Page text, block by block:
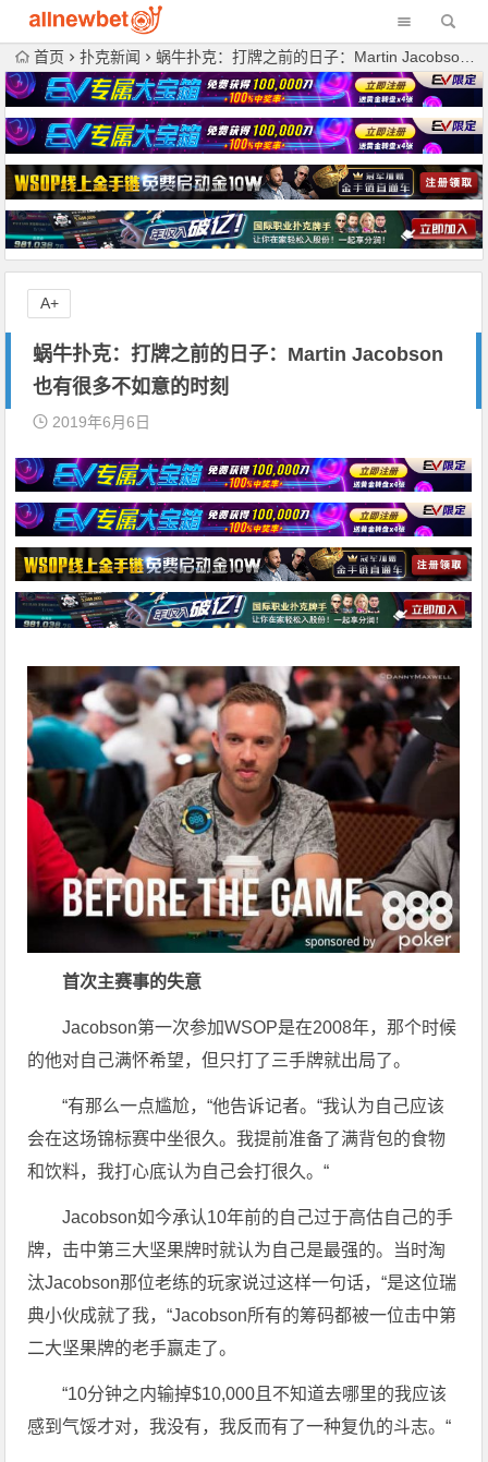
首页 扑克新闻 蜗牛扑克：打牌之前的日子：Martin Jacobson也有很多不如意的时刻
蜗牛扑克：打牌之前的日子：Martin Jacobson
也有很多不如意的时刻
2019年6月6日
首次主赛事的失意
Jacobson第一次参加WSOP是在2008年，那个时候
的他对自己满怀希望，但只打了三手牌就出局了。
“有那么一点尴尬，“他告诉记者。“我认为自己应该
会在这场锦标赛中坐很久。我提前准备了满背包的食物
和饮料，我打心底认为自己会打很久。“
Jacobson如今承认10年前的自己过于高估自己的手
牌，击中第三大坚果牌时就认为自己是最强的。当时淘
汰Jacobson那位老练的玩家说过这样一句话，“是这位瑞
典小伙成就了我，“Jacobson所有的筹码都被一位击中第
二大坚果牌的老手赢走了。
“10分钟之内输掉$10,000且不知道去哪里的我应该
感到气馁才对，我没有，我反而有了一种复仇的斗志。“
A+